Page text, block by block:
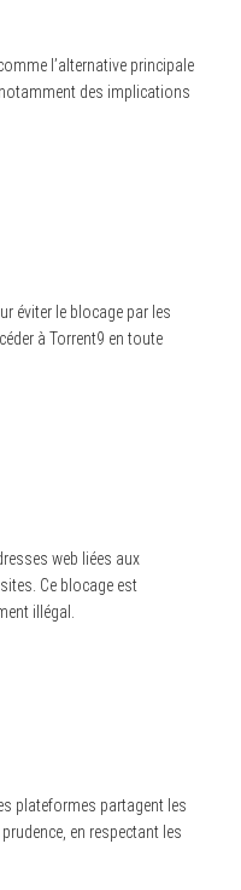
l’alternative principale
des implications
éviter le blocage par les
à Torrent9 en toute
web liées aux
Ce blocage est
illégal.
plateformes partagent les
en respectant les